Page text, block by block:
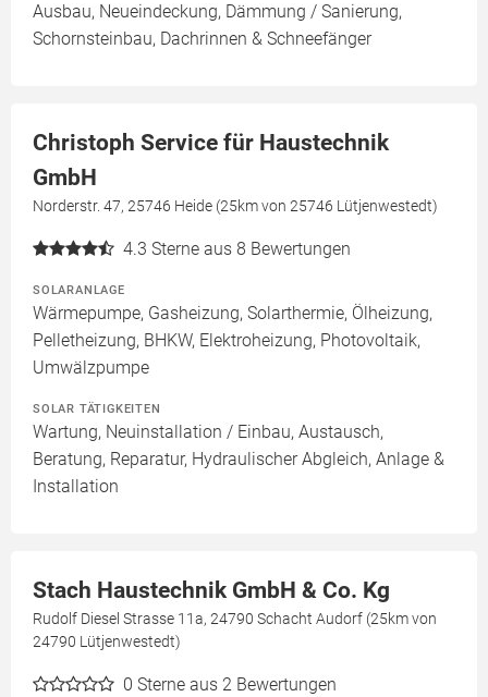
Ausbau, Neueindeckung, Dämmung / Sanierung,
Schornsteinbau, Dachrinnen & Schneefänger
Christoph Service für Haustechnik
GmbH
Norderstr. 47, 25746 Heide (25km von 25746 Lütjenwestedt)
4.3 Sterne aus 8 Bewertungen
SOLARANLAGE
Wärmepumpe, Gasheizung, Solarthermie, Ölheizung,
Pelletheizung, BHKW, Elektroheizung, Photovoltaik,
Umwälzpumpe
SOLAR TÄTIGKEITEN
Wartung, Neuinstallation / Einbau, Austausch,
Beratung, Reparatur, Hydraulischer Abgleich, Anlage &
Installation
Stach Haustechnik GmbH & Co. Kg
Rudolf Diesel Strasse 11a, 24790 Schacht Audorf (25km von
24790 Lütjenwestedt)
0 Sterne aus 2 Bewertungen